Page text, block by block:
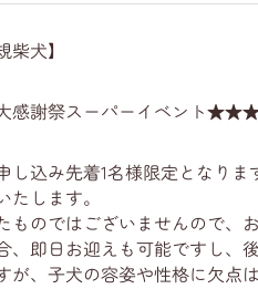
柴犬】
謝祭スーパーイベント
し込み先着1名様限定となり
します。
ものではございませんので、
即日お迎えも可能ですし、
、子犬の容姿や性格に欠点